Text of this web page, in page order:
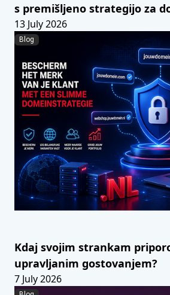
s premišljeno strategijo za
13 July 2026
Blog
Kdaj svojim strankam
upravljanim gostovanjem?
7 July 2026